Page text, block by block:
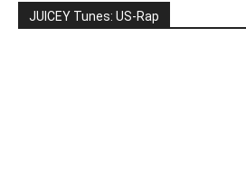
JUICEY Tunes: US-Rap